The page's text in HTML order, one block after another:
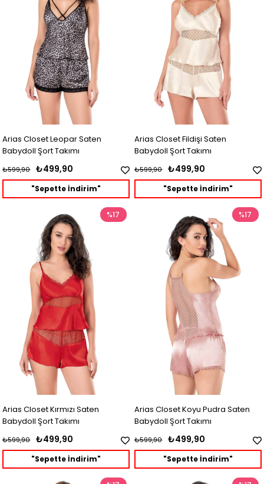
Arias Closet Leopar Saten
Babydoll Şort Takımı
₺499,90
₺599,90
"Sepette İndirim"
Arias Closet Fildişi Saten
Babydoll Şort Takımı
₺499,90
₺599,90
"Sepette İndirim"
Arias Closet Kırmızı Saten
Babydoll Şort Takımı
₺499,90
₺599,90
%17
"Sepette İndirim"
Arias Closet Koyu Pudra Saten
Babydoll Şort Takımı
₺499,90
₺599,90
%17
"Sepette İndirim"